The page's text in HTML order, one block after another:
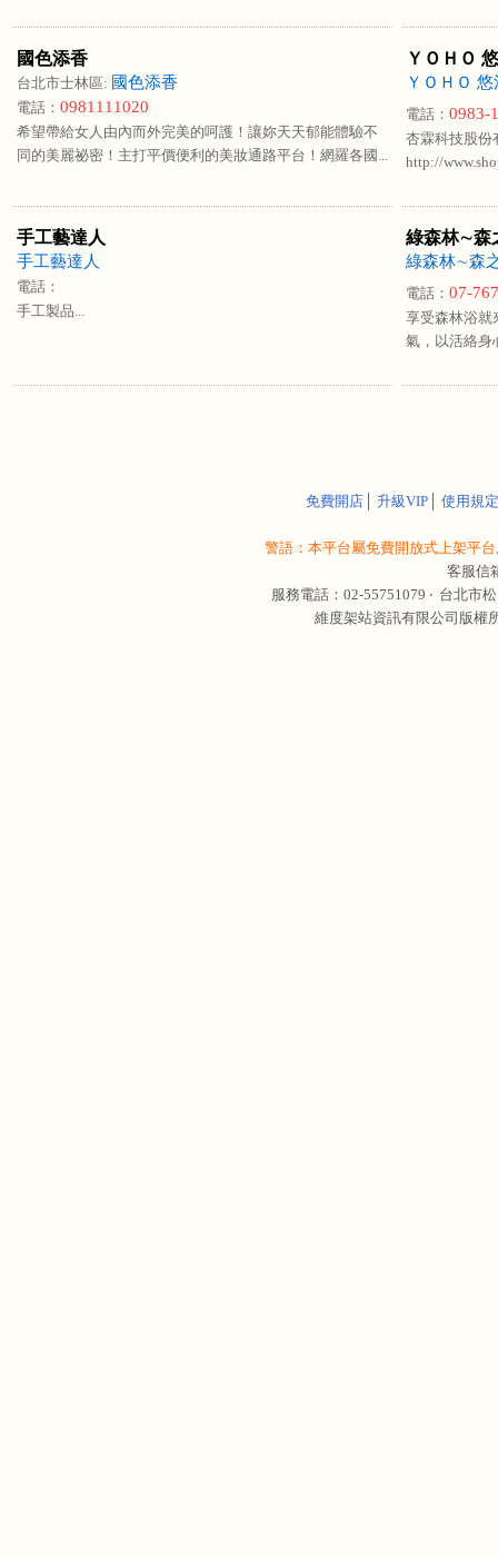
國色添香
台北市士林區: 國色添香
電話： 0981111020
希望帶給女人由內而外完美的呵護！讓妳天天郁能體驗不
同的美麗祕密！主打平價便利的美妝通路平台！網羅各國...
ＹＯＨＯ
ＹＯＨＯ
電話： 0983-
杏霖科技股份
http://
手工藝達人
手工藝達人
電話：
手工製品...
綠森林∼森
綠森林∼森
電話： 07-
享受森林浴就
氣，以活絡身
免費開店│ 升級VIP│ 使用規定
警語：本平台屬免費開放式上架平
客服信
服務電話：02-55751079 ‧ 台北市
維度架站資訊有限公司版權